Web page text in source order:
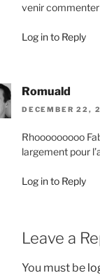
venir commenter
Log in to Reply
Romuald
DECEMBER 22,
Rhooooooooo
largement pour
Log in to Reply
Leave a
You must be